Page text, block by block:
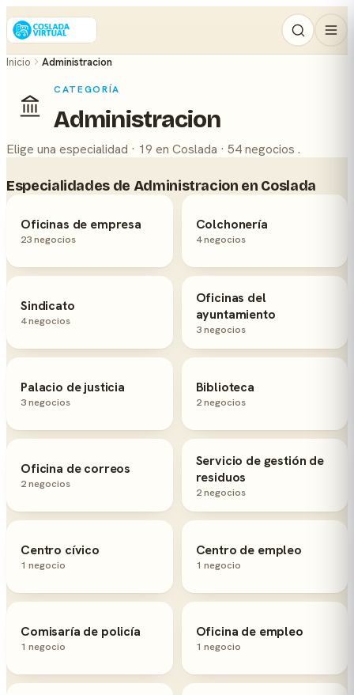
Inicio Administracion
CATEGORÍA
Administracion
Elige una especialidad · 19 en Coslada · 54 negocios .
Especialidades de Administracion en Coslada
Oficinas de empresa
23 negocios
Colchonería
4 negocios
Sindicato
4 negocios
Oficinas del
ayuntamiento
3 negocios
Palacio de justicia
3 negocios
Biblioteca
2 negocios
Oficina de correos
2 negocios
Servicio de gestión de
residuos
2 negocios
Centro cívico
1 negocio
Centro de empleo
1 negocio
Comisaría de policía
1 negocio
Oficina de empleo
1 negocio